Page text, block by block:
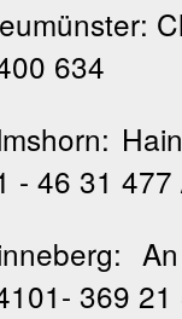
634
- 46 31 477
369 21